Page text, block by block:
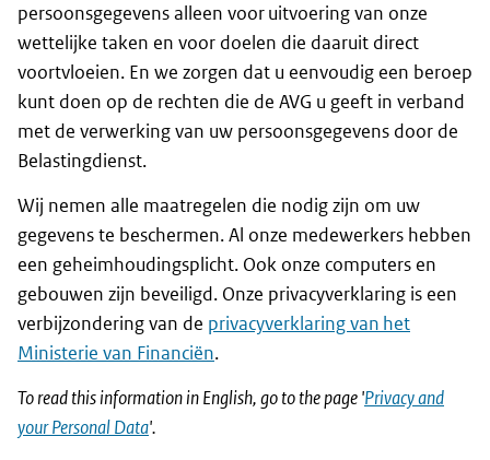
persoonsgegevens alleen voor uitvoering van onze
wettelijke taken en voor doelen die daaruit direct
voortvloeien. En we zorgen dat u eenvoudig een beroep
kunt doen op de rechten die de AVG u geeft in verband
met de verwerking van uw persoonsgegevens door de
Belastingdienst.
Wij nemen alle maatregelen die nodig zijn om uw
gegevens te beschermen. Al onze medewerkers hebben
een geheimhoudingsplicht. Ook onze computers en
gebouwen zijn beveiligd. Onze privacyverklaring is een
verbijzondering van de privacyverklaring van het
Ministerie van Financiën.
To read this information in English, go to the page 'Privacy and
your Personal Data'.